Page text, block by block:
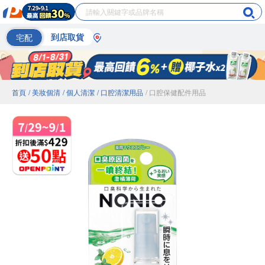
宅配 到店取貨
首頁 / 美妝個清 / 個人清潔 / 口腔清潔用品 / 口腔保健配件用品